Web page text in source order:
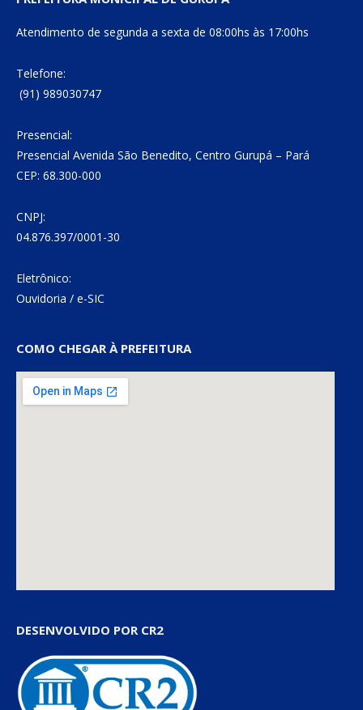
Atendimento de segunda a sexta de 08:00hs às 17:00hs
Telefone:
(91) 989030747
Presencial:
Presencial Avenida São Benedito, Centro Gurupá – Pará
CEP: 68.300-000
CNPJ:
04.876.397/0001-30
Eletrônico:
Ouvidoria / e-SIC
COMO CHEGAR À PREFEITURA
DESENVOLVIDO POR CR2